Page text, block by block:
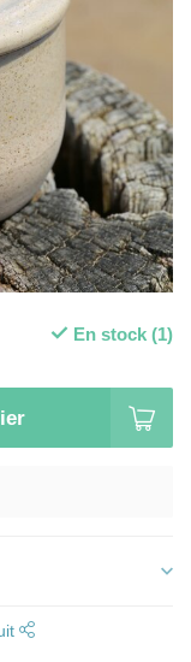
En stock (1)